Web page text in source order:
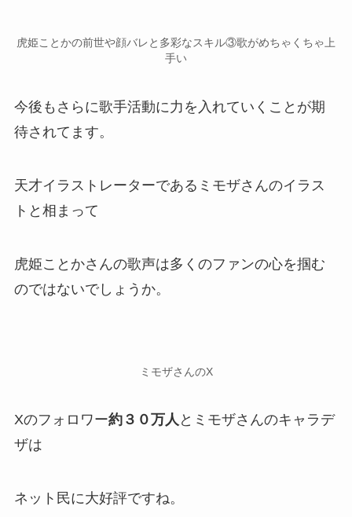
虎姫ことかの前世や顔バレと多彩なスキル③歌がめちゃくちゃ上
手い
今後もさらに歌手活動に力を入れていくことが期
待されてます。
天才イラストレーターであるミモザさんのイラス
ト と相まって
虎姫ことかさんの歌声は多くのファンの心を掴む
のではないでしょうか。
ミモザさんのX
Xのフォロワー約３０万人 とミモザさんのキャラデ
ザは
ネット民に大好評ですね。